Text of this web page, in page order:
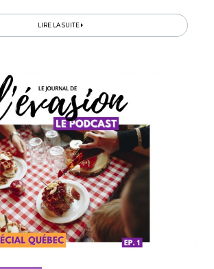
LIRE LA SUITE